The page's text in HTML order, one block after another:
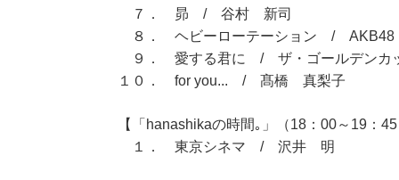
７． 昴 / 谷村 新司
８． ヘビーローテーション / AKB48
９． 愛する君に / ザ・ゴールデンカ
１０． for you... / 髙橋 真梨子
【「hanashikaの時間｡」（18：00～19：
１． 東京シネマ / 沢井 明